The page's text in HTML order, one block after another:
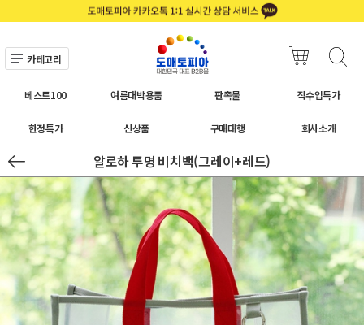
카테고리
베스트100 여름대박용품 판촉물 직수입특가
한정특가 신상품 구매대행 회사소개
알로하 투명 비치백(그레이+레드)